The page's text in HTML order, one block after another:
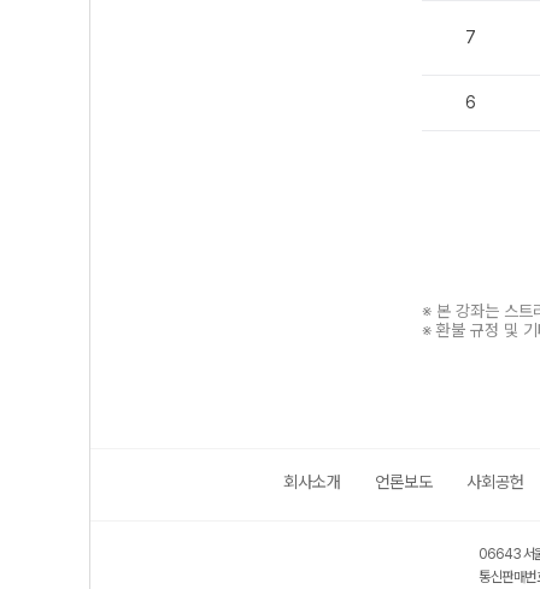
7
6
※ 본 강좌는 스트
※ 환불 규정 및
회사소개 언론보도 사회공헌
06643 서
통신판매